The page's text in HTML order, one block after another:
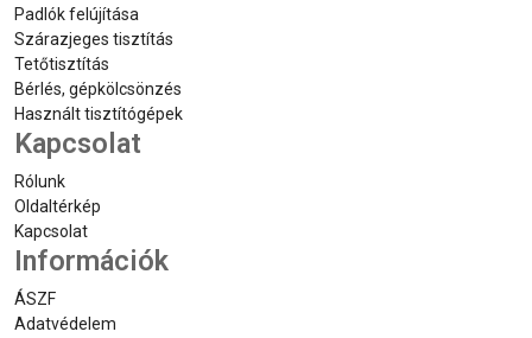
Padlók felújítása
Szárazjeges tisztítás
Tetőtisztítás
Bérlés, gépkölcsönzés
Használt tisztítógépek
Kapcsolat
Rólunk
Oldaltérkép
Kapcsolat
Információk
ÁSZF
Adatvédelem